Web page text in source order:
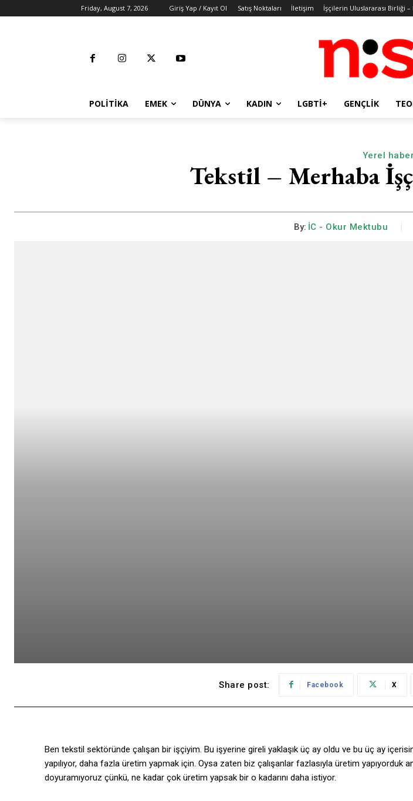
Friday, August 7, 2026 Giriş Yap / Kayıt Ol Satış Noktaları İletişim İşçilerin Uluslararası Birliği
POLITIKA EMEK DÜNYA KADIN LGBTİ+ GENÇLIK
Yerel
Tekstil – Merhaba
By: İC - Okur Mektubu
Share post: Facebook X
Ben tekstil sektöründe çalışan bir işçiyim. Bu işyerine gireli yaklaşık üç ay oldu ve bu üç ay
yapılıyor, daha fazla üretim yapmak için. Oysa zaten biz çalışanlar fazlasıyla üretim yapıyorduk
doyuramıyoruz çünkü, ne kadar çok üretim yapsak bir o kadarını daha istiyor.